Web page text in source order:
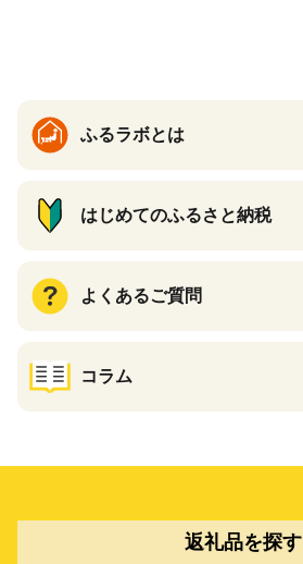
ギフト ふるさと納税 ）
ふるラボとは
はじめてのふるさと納税
よくあるご質問
コラム
返礼品を探す